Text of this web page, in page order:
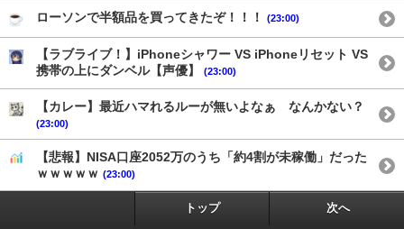
ローソンで半額品を買ってきたぞ！！！ (23:00)
【ラブライブ！】iPhoneシャワー VS iPhoneリセット VS
携帯の上にダンベル【声優】
(23:00)
【カレー】最近ハマれるルーが無いよなぁ なんかない？
(23:00)
【悲報】NISA口座2052万のうち「約4割が未稼働」だった
ｗｗｗｗｗ (23:00)
トップ 次へ